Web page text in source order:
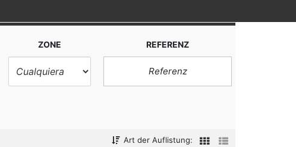
ZONE REFERENZ
Art der Auflistung: